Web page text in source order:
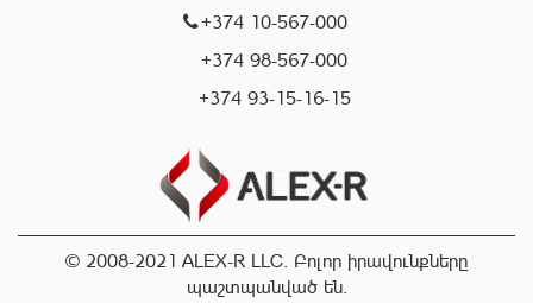
ծագած ցանկացած խնդիրների արագ և որակյալ
Մենք գործում ենք Երևան քաղաքի տարբեր
կատարել ճիշտ, արագ և շահավետ գործարքներ:
Մենք սիրում ենք մեր հաճախորդներին և ուրախ կլինենք
Ձեզ տեսնել նրանց թվում:
+374 10-567-000
+374 98-567-000
+374 93-15-16-15
© 2008-2021 ALEX-R LLC. Բոլոր իրավունքները
պաշտպանված են.